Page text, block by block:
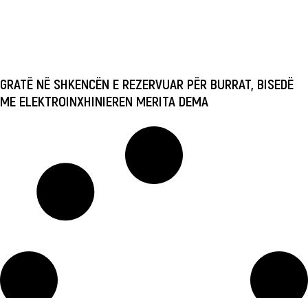
GRATË NË SHKENCËN E REZERVUAR PËR BURRAT, BISEDË
ME ELEKTROINXHINIEREN MERITA DEMA